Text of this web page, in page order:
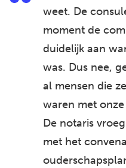
weet. De
moment de
duidelijk aan
was. Dus nee,
al mensen die
waren met
De notaris
met het